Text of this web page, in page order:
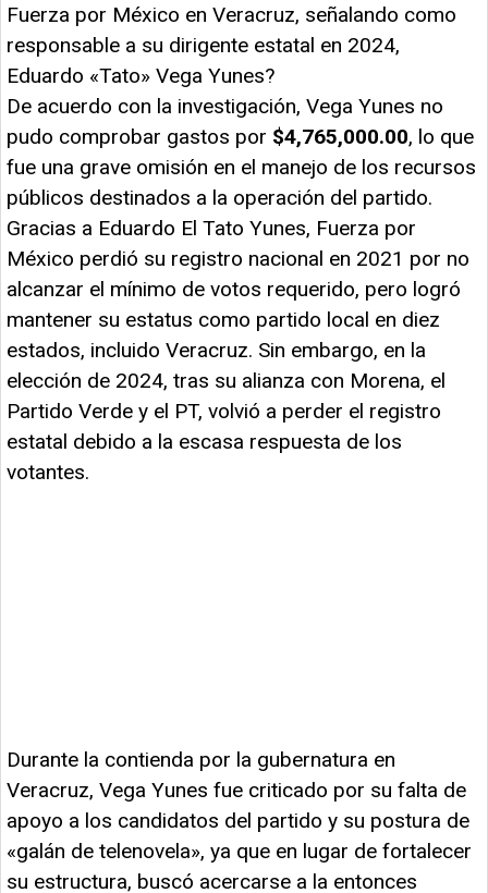
Fuerza por México en Veracruz, señalando como
responsable a su dirigente estatal en 2024,
Eduardo «Tato» Vega Yunes?
De acuerdo con la investigación, Vega Yunes no
pudo comprobar gastos por $4,765,000.00, lo que
fue una grave omisión en el manejo de los recursos
públicos destinados a la operación del partido.
Gracias a Eduardo El Tato Yunes, Fuerza por
México perdió su registro nacional en 2021 por no
alcanzar el mínimo de votos requerido, pero logró
mantener su estatus como partido local en diez
estados, incluido Veracruz. Sin embargo, en la
elección de 2024, tras su alianza con Morena, el
Partido Verde y el PT, volvió a perder el registro
estatal debido a la escasa respuesta de los
votantes.
Durante la contienda por la gubernatura en
Veracruz, Vega Yunes fue criticado por su falta de
apoyo a los candidatos del partido y su postura de
«galán de telenovela», ya que en lugar de fortalecer
su estructura, buscó acercarse a la entonces